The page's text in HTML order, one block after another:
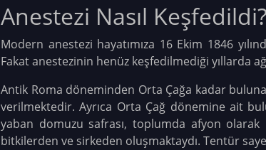
Anestezi Nasıl Keşfedildi?
Modern anestezi hayatımıza 16 Ekim 1846
Fakat anestezinin henüz keşfedilmediği yıllarda
Antik Roma döneminden Orta Çağa kadar
verilmektedir. Ayrıca Orta Çağ dönemine ait
yaban domuzu safrası, toplumda afyon
bitkilerden ve sirkeden oluşmaktaydı. Tentür